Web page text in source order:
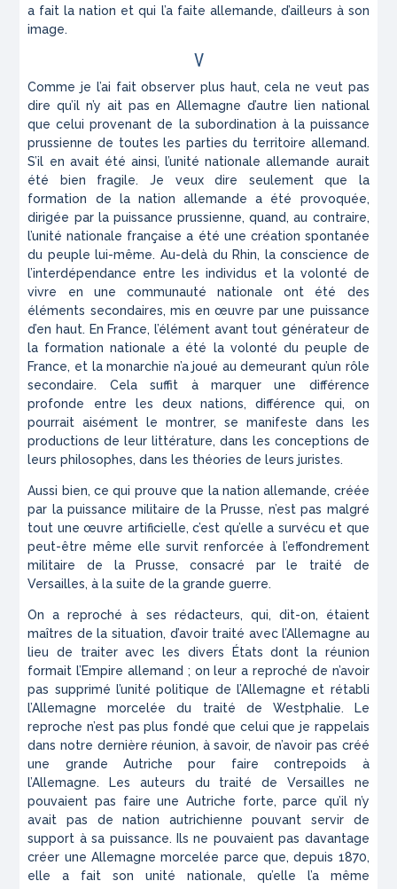
a fait la nation et qui l’a faite allemande, d’ailleurs à son
image.
V
Comme je l’ai fait observer plus haut, cela ne veut pas
dire qu’il n’y ait pas en Allemagne d’autre lien national
que celui provenant de la subordination à la puissance
prussienne de toutes les parties du territoire allemand.
S’il en avait été ainsi, l’unité nationale allemande aurait
été bien fragile. Je veux dire seulement que la
formation de la nation allemande a été provoquée,
dirigée par la puissance prussienne, quand, au contraire,
l’unité nationale française a été une création spontanée
du peuple lui-même. Au-delà du Rhin, la conscience de
l’interdépendance entre les individus et la volonté de
vivre en une communauté nationale ont été des
éléments secondaires, mis en œuvre par une puissance
d’en haut. En France, l’élément avant tout générateur de
la formation nationale a été la volonté du peuple de
France, et la monarchie n’a joué au demeurant qu’un rôle
secondaire. Cela suffit à marquer une différence
profonde entre les deux nations, différence qui, on
pourrait aisément le montrer, se manifeste dans les
productions de leur littérature, dans les conceptions de
leurs philosophes, dans les théories de leurs juristes.
Aussi bien, ce qui prouve que la nation allemande, créée
par la puissance militaire de la Prusse, n’est pas malgré
tout une œuvre artificielle, c’est qu’elle a survécu et que
peut-être même elle survit renforcée à l’effondrement
militaire de la Prusse, consacré par le traité de
Versailles, à la suite de la grande guerre.
On a reproché à ses rédacteurs, qui, dit-on, étaient
maîtres de la situation, d’avoir traité avec l’Allemagne au
lieu de traiter avec les divers États dont la réunion
formait l’Empire allemand ; on leur a reproché de n’avoir
pas supprimé l’unité politique de l’Allemagne et rétabli
l’Allemagne morcelée du traité de Westphalie. Le
reproche n’est pas plus fondé que celui que je rappelais
dans notre dernière réunion, à savoir, de n’avoir pas créé
une grande Autriche pour faire contrepoids à
l’Allemagne. Les auteurs du traité de Versailles ne
pouvaient pas faire une Autriche forte, parce qu’il n’y
avait pas de nation autrichienne pouvant servir de
support à sa puissance. Ils ne pouvaient pas davantage
créer une Allemagne morcelée parce que, depuis 1870,
elle a fait son unité nationale, qu’elle l’a même